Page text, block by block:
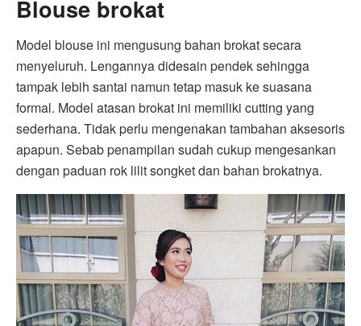
Blouse brokat
Model blouse ini mengusung bahan brokat secara
menyeluruh. Lengannya didesain pendek sehingga
tampak lebih santai namun tetap masuk ke suasana
formal. Model atasan brokat ini memiliki cutting yang
sederhana. Tidak perlu mengenakan tambahan aksesoris
apapun. Sebab penampilan sudah cukup mengesankan
dengan paduan rok lilit songket dan bahan brokatnya.